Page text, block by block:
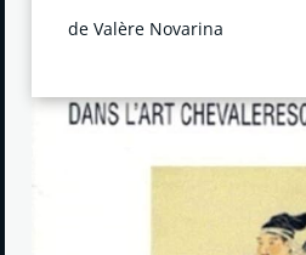
de Valère Novarina